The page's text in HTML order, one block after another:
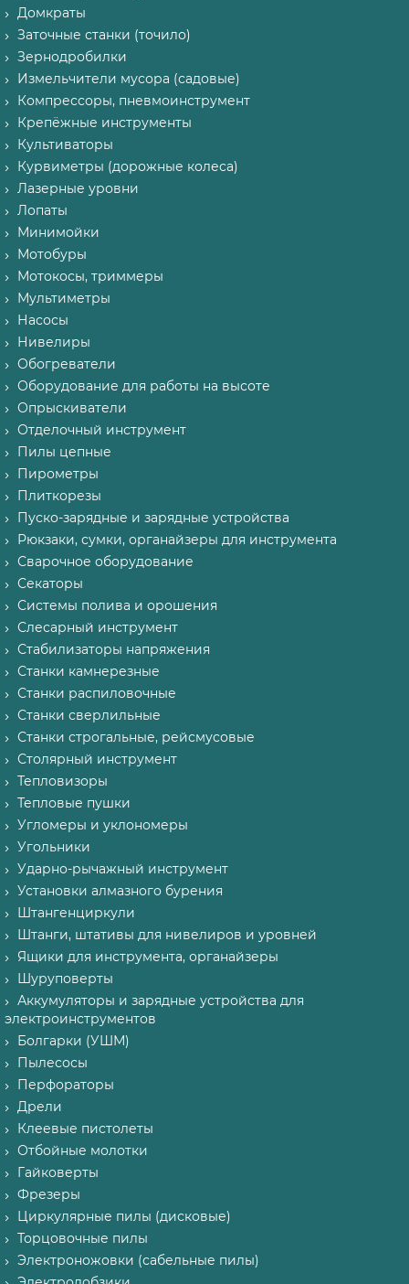
Домкраты
Заточные станки (точило)
Зернодробилки
Измельчители мусора (садовые)
Компрессоры, пневмоинструмент
Крепёжные инструменты
Культиваторы
Курвиметры (дорожные колеса)
Лазерные уровни
Лопаты
Минимойки
Мотобуры
Мотокосы, триммеры
Мультиметры
Насосы
Нивелиры
Обогреватели
Оборудование для работы на высоте
Опрыскиватели
Отделочный инструмент
Пилы цепные
Пирометры
Плиткорезы
Пуско-зарядные и зарядные устройства
Рюкзаки, сумки, органайзеры для инструмента
Сварочное оборудование
Секаторы
Системы полива и орошения
Слесарный инструмент
Стабилизаторы напряжения
Станки камнерезные
Станки распиловочные
Станки сверлильные
Станки строгальные, рейсмусовые
Столярный инструмент
Тепловизоры
Тепловые пушки
Угломеры и уклономеры
Угольники
Ударно-рычажный инструмент
Установки алмазного бурения
Штангенциркули
Штанги, штативы для нивелиров и уровней
Ящики для инструмента, органайзеры
Шуруповерты
Аккумуляторы и зарядные устройства для
электроинструментов
Болгарки (УШМ)
Пылесосы
Перфораторы
Дрели
Клеевые пистолеты
Отбойные молотки
Гайковерты
Фрезеры
Циркулярные пилы (дисковые)
Торцовочные пилы
Электроножовки (сабельные пилы)